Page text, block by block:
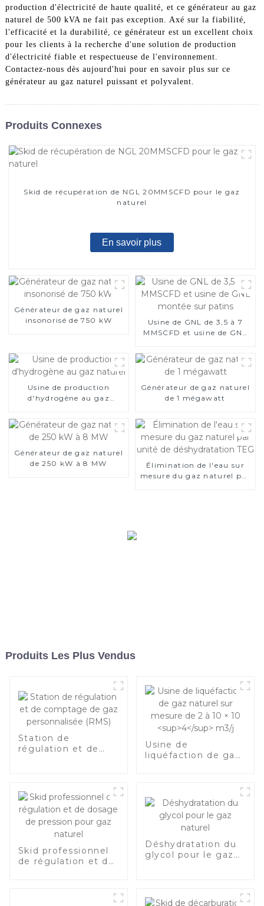
production d'électricité de haute qualité, et ce générateur au gaz
naturel de 500 kVA ne fait pas exception. Axé sur la fiabilité,
l'efficacité et la durabilité, ce générateur est un excellent choix
pour les clients à la recherche d'une solution de production
d'électricité fiable et respectueuse de l'environnement.
Contactez-nous dès aujourd'hui pour en savoir plus sur ce
générateur au gaz naturel puissant et polyvalent.
Produits Connexes
Skid de récupération de NGL 20MMSCFD pour le gaz
naturel
En savoir plus
Générateur de gaz naturel
insonorisé de 750 kW
Usine de GNL de 3,5 à 7
MMSCFD et usine de GNL
Usine de production
d'hydrogène au gaz
Générateur de gaz naturel
de 1 mégawatt
Générateur de gaz naturel
de 250 kW à 8 MW
Élimination de l'eau sur
mesure du gaz naturel par
Produits Les Plus Vendus
Station de
régulation et de
Usine de
liquéfaction de gaz
Skid professionnel
de régulation et de
Déshydratation du
glycol pour le gaz